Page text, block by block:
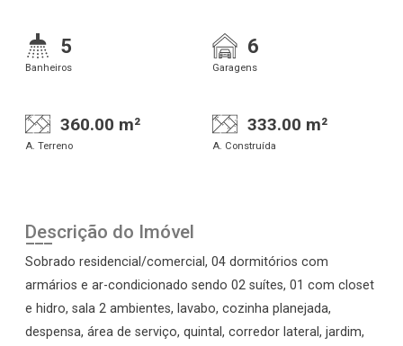
5
Banheiros
6
Garagens
360.00 m²
A. Terreno
333.00 m²
A. Construída
Descrição do Imóvel
Sobrado residencial/comercial, 04 dormitórios com
armários e ar-condicionado sendo 02 suítes, 01 com closet
e hidro, sala 2 ambientes, lavabo, cozinha planejada,
despensa, área de serviço, quintal, corredor lateral, jardim,